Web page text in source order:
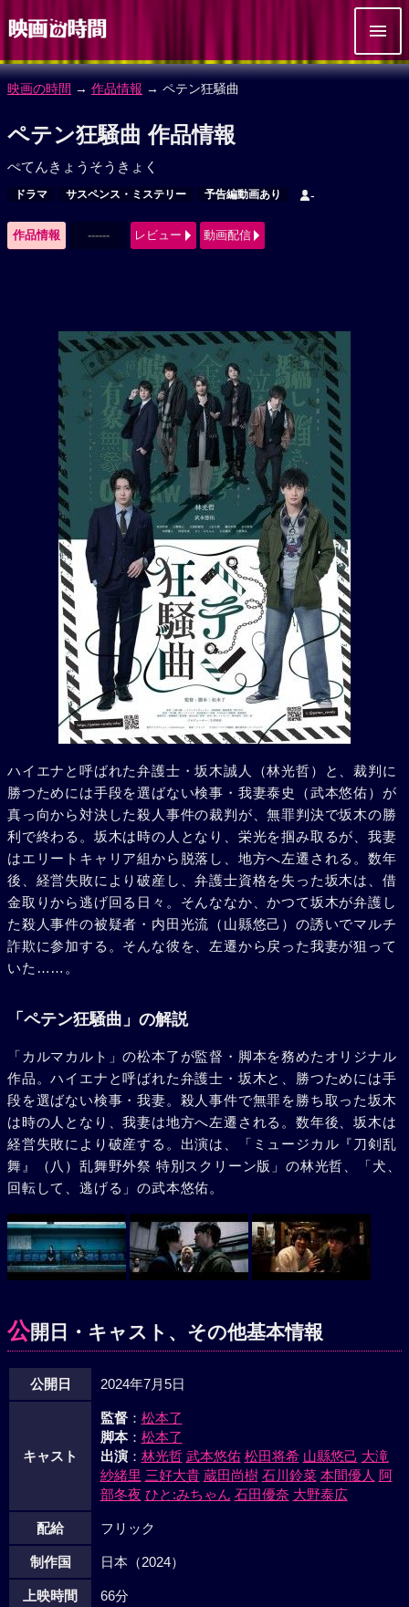
映画の時間 → 作品情報 → ペテン狂騒曲
ペテン狂騒曲 作品情報
ぺてんきょうそうきょく
ドラマ サスペンス・ミステリー 予告編動画あり -
作品情報 ------ レビュー 動画配信
ハイエナと呼ばれた弁護士・坂木誠人（林光哲）と、裁判に
勝つためには手段を選ばない検事・我妻泰史（武本悠佑）が
真っ向から対決した殺人事件の裁判が、無罪判決で坂木の勝
利で終わる。坂木は時の人となり、栄光を掴み取るが、我妻
はエリートキャリア組から脱落し、地方へ左遷される。数年
後、経営失敗により破産し、弁護士資格を失った坂木は、借
金取りから逃げ回る日々。そんななか、かつて坂木が弁護し
た殺人事件の被疑者・内田光流（山縣悠己）の誘いでマルチ
詐欺に参加する。そんな彼を、左遷から戻った我妻が狙って
いた……。
「ペテン狂騒曲」の解説
「カルマカルト」の松本了が監督・脚本を務めたオリジナル
作品。ハイエナと呼ばれた弁護士・坂木と、勝つためには手
段を選ばない検事・我妻。殺人事件で無罪を勝ち取った坂木
は時の人となり、我妻は地方へ左遷される。数年後、坂木は
経営失敗により破産する。出演は、「ミュージカル『刀剣乱
舞』（八）乱舞野外祭 特別スクリーン版」の林光哲、「犬、
回転して、逃げる」の武本悠佑。
公開日・キャスト、その他基本情報
公開日 2024年7月5日
キャスト
監督： 松本了
脚本： 松本了
出演： 林光哲 武本悠佑 松田将希 山縣悠己 大滝
紗緒里 三好大貴 蔵田尚樹 石川鈴菜 本間優人 阿
部冬夜 ひと:みちゃん 石田優奈 大野泰広
配給 フリック
制作国 日本（2024）
上映時間 66分